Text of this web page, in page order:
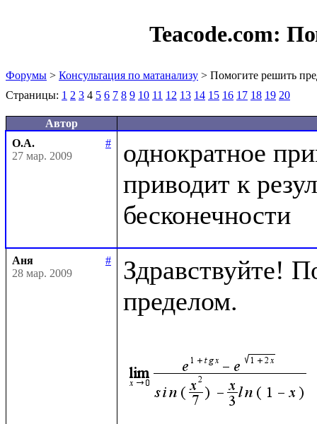
Teacode.com:
Форумы > Консультация по матанализу > Помогите решить
Страницы: 1 2 3 4 5 6 7 8 9 10 11 12 13 14 15 16 17 18 19 20
Автор
О.А.
#
27 мар. 2009
однократное
приводит к
Аня
#
28 мар. 2009
Здравствуйте!
пределом.